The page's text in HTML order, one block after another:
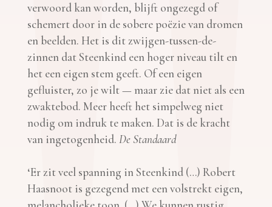
verwoord kan worden, blijft ongezegd of
schemert door in de sobere poëzie van dromen
en beelden. Het is dit zwijgen-tussen-de-
zinnen dat Steenkind een hoger niveau tilt en
het een eigen stem geeft. Of een eigen
gefluister, zo je wilt — maar zie dat niet als een
zwaktebod. Meer heeft het simpelweg niet
nodig om indruk te maken. Dat is de kracht
van ingetogenheid. De Standaard
‘Er zit veel spanning in Steenkind (…) Robert
Haasnoot is gezegend met een volstrekt eigen,